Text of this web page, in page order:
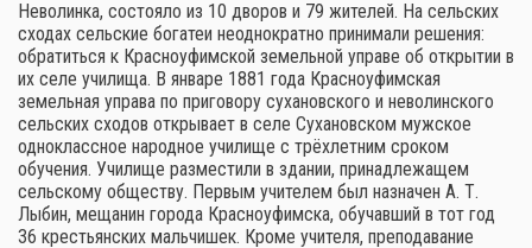
Неволинка, состояло из 10 дворов и 79 жителей. На сельских
сходах сельские богатеи неоднократно принимали решения:
обратиться к Красноуфимской земельной управе об открытии в
их селе училища. В январе 1881 года Красноуфимская
земельная управа по приговору сухановского и неволинского
сельских сходов открывает в селе Сухановском мужское
одноклассное народное училище с трёхлетним сроком
обучения. Училище разместили в здании, принадлежащем
сельскому обществу. Первым учителем был назначен А. Т.
Лыбин, мещанин города Красноуфимска, обучавший в тот год
36 крестьянских мальчишек. Кроме учителя, преподавание